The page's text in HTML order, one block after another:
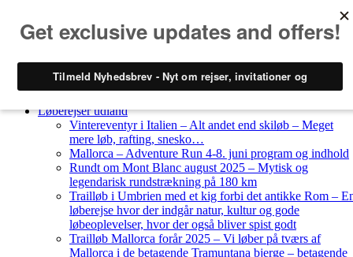
contentLøberejser
Gendarmstien oktober 2023 – løbende patrulje langs den
Løberejser udland
Vintereventyr i Italien – Alt andet end skiløb – Meget
mere løb, rafting, snesko…
Mallorca – Adventure Run 4-8. juni program og indhold
Rundt om Mont Blanc august 2025 – Mytisk og
legendarisk rundstrækning på 180 km
Trailløb i Umbrien med et kig forbi det antikke Rom –
løberejse hvor der indgår natur, kultur og gode
løbeoplevelser, hvor der også bliver spist godt
Trailløb Mallorca forår 2025 – Vi løber på tværs af
Mallorca i de betagende Tramuntana bjerge – betagende